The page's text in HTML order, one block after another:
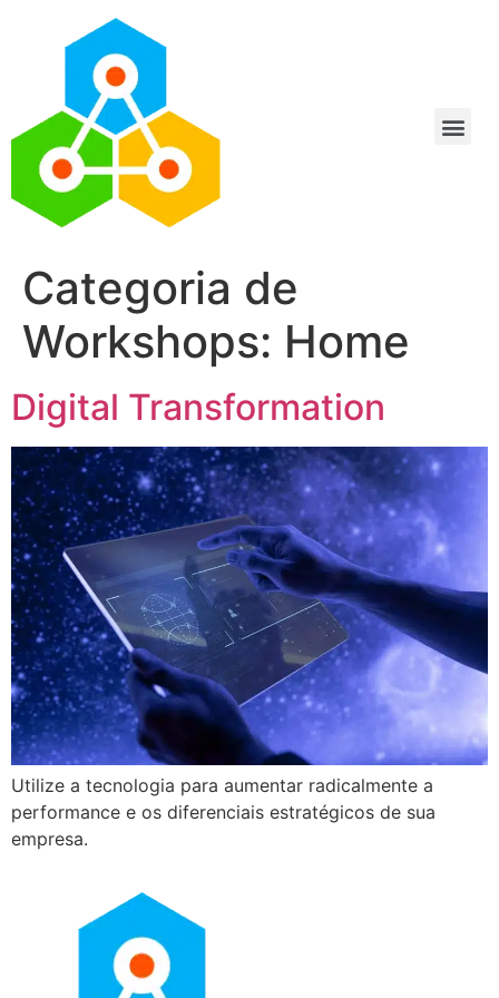
Categoria de
Workshops: Home
Digital Transformation
Utilize a tecnologia para aumentar radicalmente a
performance e os diferenciais estratégicos de sua
empresa.